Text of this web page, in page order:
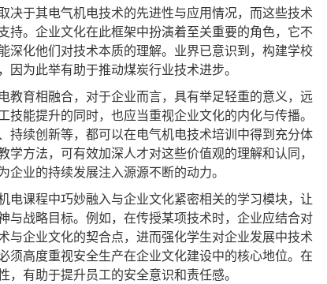
于其电气机电技术的先进性与应用情况，而这些技术
持。企业文化在此框架中扮演着至关重要的角色，它不
深化他们对技术本质的理解。业界已意识到，构建学校
为此举有助于推动煤炭行业技术进步。
育相融合，对于企业而言，具有举足轻重的意义，远
能提升的同时，也应当重视企业文化的内化与传播。
持续创新等，都可以在电气机电技术培训中得到充分体
方法，可有效加深人才对这些价值观的理解和认同，
业的持续发展注入源源不断的动力。
课程中巧妙融入与企业文化紧密相关的学习模块，让
与战略目标。例如，在传授某项技术时，企业应结合对
与企业文化的契合点，进而强化学生对企业发展中技术
须高度重视安全生产在企业文化建设中的核心地位。在
有助于提升员工的安全意识和责任感。